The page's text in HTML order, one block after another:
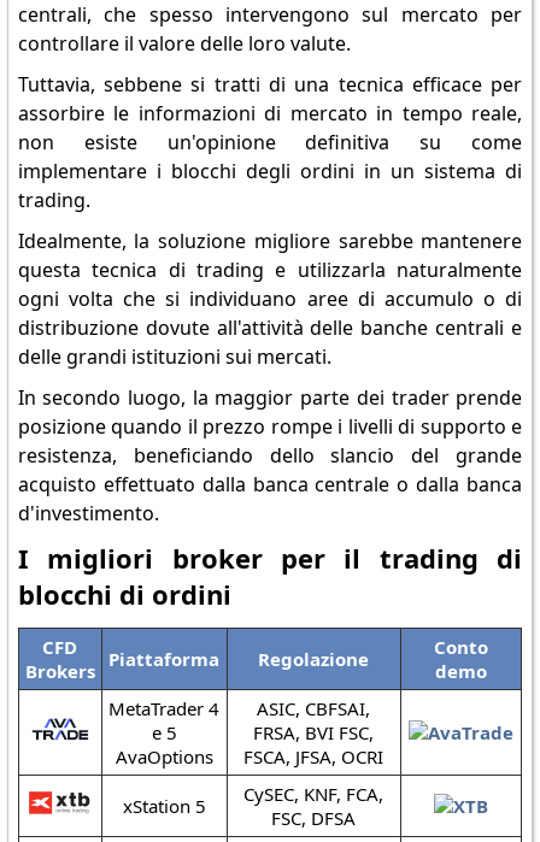
centrali, che spesso intervengono sul mercato per
controllare il valore delle loro valute.
Tuttavia, sebbene si tratti di una tecnica efficace per
assorbire le informazioni di mercato in tempo reale,
non esiste un'opinione definitiva su come
implementare i blocchi degli ordini in un sistema di
trading.
Idealmente, la soluzione migliore sarebbe mantenere
questa tecnica di trading e utilizzarla naturalmente
ogni volta che si individuano aree di accumulo o di
distribuzione dovute all'attività delle banche centrali e
delle grandi istituzioni sui mercati.
In secondo luogo, la maggior parte dei trader prende
posizione quando il prezzo rompe i livelli di supporto e
resistenza, beneficiando dello slancio del grande
acquisto effettuato dalla banca centrale o dalla banca
d'investimento.
I migliori broker per il trading di
blocchi di ordini
CFD
Brokers
Piattaforma Regolazione
Conto
demo
MetaTrader 4
e 5
AvaOptions
ASIC, CBFSAI,
FRSA, BVI FSC,
FSCA, JFSA, OCRI
xStation 5
CySEC, KNF, FCA,
FSC, DFSA